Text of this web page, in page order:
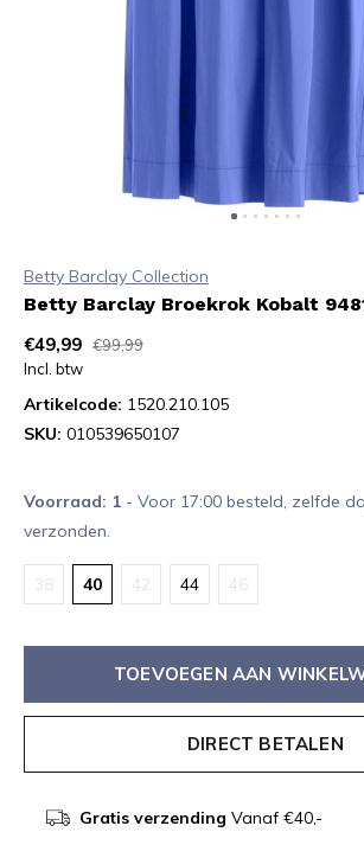
Betty Barclay Collection
Betty Barclay Broekrok Kobalt
€49,99 €99,99
Incl. btw
Artikelcode: 1520.210.105
SKU: 010539650107
Voorraad: 1 - Voor 17:00 besteld, zelfde
verzonden.
38 40 42 44 46
TOEVOEGEN AAN
DIRECT BETALEN
Gratis verzending Vanaf €40,-